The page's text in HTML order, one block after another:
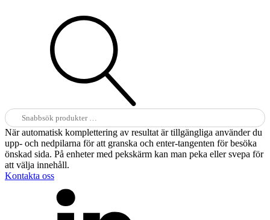
Sök
efter:
När automatisk komplettering av resultat är tillgängliga använder du
upp- och nedpilarna för att granska och enter-tangenten för besöka
önskad sida. På enheter med pekskärm kan man peka eller svepa för
att välja innehåll.
Kontakta oss